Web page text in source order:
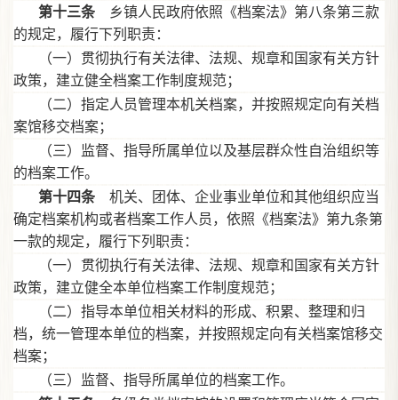
第十三条 乡镇人民政府依照《档案法》第八条第三款
的规定，履行下列职责：
（一）贯彻执行有关法律、法规、规章和国家有关方针
政策，建立健全档案工作制度规范；
（二）指定人员管理本机关档案，并按照规定向有关档
案馆移交档案；
（三）监督、指导所属单位以及基层群众性自治组织等
的档案工作。
第十四条 机关、团体、企业事业单位和其他组织应当
确定档案机构或者档案工作人员，依照《档案法》第九条第
一款的规定，履行下列职责：
（一）贯彻执行有关法律、法规、规章和国家有关方针
政策，建立健全本单位档案工作制度规范；
（二）指导本单位相关材料的形成、积累、整理和归
档，统一管理本单位的档案，并按照规定向有关档案馆移交
档案；
（三）监督、指导所属单位的档案工作。